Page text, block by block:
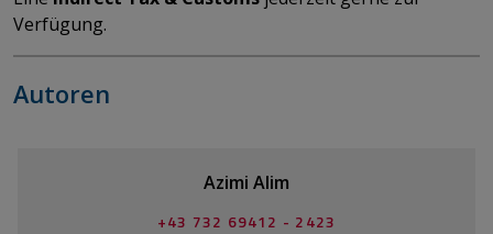
Verfügung.
Autoren
Azimi Alim
+43 732 69412 - 2423